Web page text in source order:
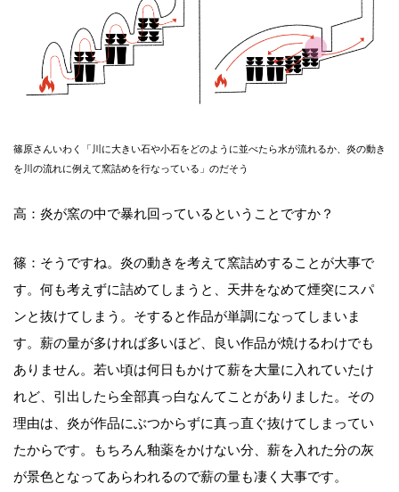
篠原さんいわく「川に大きい石や小石をどのように並べたら水が流れるか、炎の動き
を川の流れに例えて窯詰めを行なっている」のだそう
高：炎が窯の中で暴れ回っているということですか？
篠：そうですね。炎の動きを考えて窯詰めすることが大事で
す。何も考えずに詰めてしまうと、天井をなめて煙突にスパ
ンと抜けてしまう。そすると作品が単調になってしまいま
す。薪の量が多ければ多いほど、良い作品が焼けるわけでも
ありません。若い頃は何日もかけて薪を大量に入れていたけ
れど、引出したら全部真っ白なんてことがありました。その
理由は、炎が作品にぶつからずに真っ直ぐ抜けてしまってい
たからです。もちろん釉薬をかけない分、薪を入れた分の灰
が景色となってあらわれるので薪の量も凄く大事です。